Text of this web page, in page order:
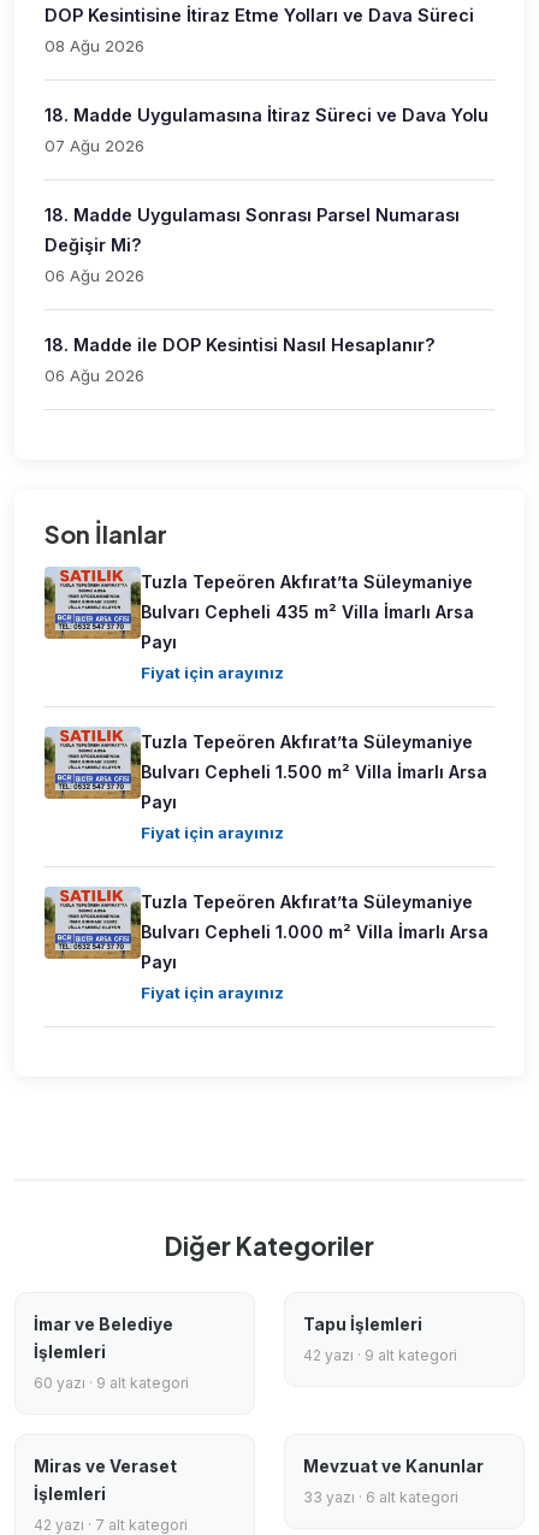
DOP Kesintisine İtiraz Etme Yolları ve Dava Süreci
08 Ağu 2026
18. Madde Uygulamasına İtiraz Süreci ve Dava Yolu
07 Ağu 2026
18. Madde Uygulaması Sonrası Parsel Numarası
Değişir Mi?
06 Ağu 2026
18. Madde ile DOP Kesintisi Nasıl Hesaplanır?
06 Ağu 2026
Son İlanlar
Tuzla Tepeören Akfırat’ta Süleymaniye
Bulvarı Cepheli 435 m² Villa İmarlı Arsa
Payı
Fiyat için arayınız
Tuzla Tepeören Akfırat’ta Süleymaniye
Bulvarı Cepheli 1.500 m² Villa İmarlı Arsa
Payı
Fiyat için arayınız
Tuzla Tepeören Akfırat’ta Süleymaniye
Bulvarı Cepheli 1.000 m² Villa İmarlı Arsa
Payı
Fiyat için arayınız
Diğer Kategoriler
İmar ve Belediye
İşlemleri
60 yazı · 9 alt kategori
Tapu İşlemleri
42 yazı · 9 alt kategori
Miras ve Veraset
İşlemleri
42 yazı · 7 alt kategori
Mevzuat ve Kanunlar
33 yazı · 6 alt kategori